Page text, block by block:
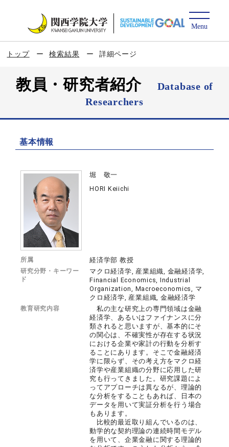
トップ 検索結果 詳細ページ
教員・研究者紹介
Database of
Researchers
基本情報
堀 敬一
HORI Keiichi
所属 経済学部 教授
研究分野・キーワー
ド
マクロ経済学, 産業組織, 金融経済学,
Financial Economics, Industrial
Organization, Macroeconomics, マ
クロ経済学, 産業組織, 金融経済学
教育研究内容
私の主な研究上の専門領域は金融
経済学、あるいはファイナンスに分
類されると思いますが、基本的にそ
の関心は、不確実性が存在する状況
における企業や家計の行動を分析す
ることにあります。そこで金融経済
学に限らず、その考え方をマクロ経
済学や産業組織の分野に応用した研
究も行ってきました。研究課題によ
ってアプローチは異なるが、理論的
な分析をすることもあれば、日本の
データを用いて実証分析を行う場合
もあります。
比較的最近取り組んでいるのは、
動学的な契約理論の連続時間モデル
を用いて、企業金融に関する理論的